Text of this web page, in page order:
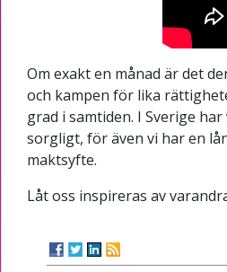
Om exakt en månad är det
och kampen för lika
grad i samtiden. I Sverige
sorgligt, för även vi har en
maktsyfte.
Låt oss inspireras av